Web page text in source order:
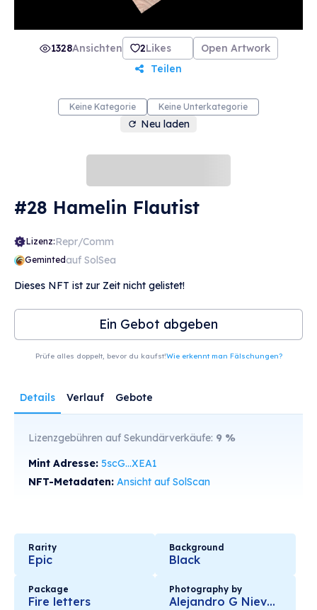
1328Ansichten 2Likes
Open Artwork
Teilen
Keine Kategorie Keine Unterkategorie
Neu laden
#28 Hamelin Flautist
Lizenz:Repr/Comm
Gemintedauf SolSea
Dieses NFT ist zur Zeit nicht gelistet!
Ein Gebot abgeben
Prüfe alles doppelt, bevor du kaufst!Wie erkennt man Fälschungen?
Details Verlauf Gebote
Lizenzgebühren auf Sekundärverkäufe: 9 %
Mint Adresse: 5scG...XEA1
NFT-Metadaten: Ansicht auf SolScan
Rarity
Epic
Background
Black
Package
Fire letters
Photography by
Alejandro G Nieves Pastrana